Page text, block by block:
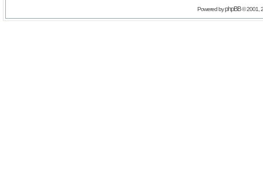
Powered byphpBB© 2001,